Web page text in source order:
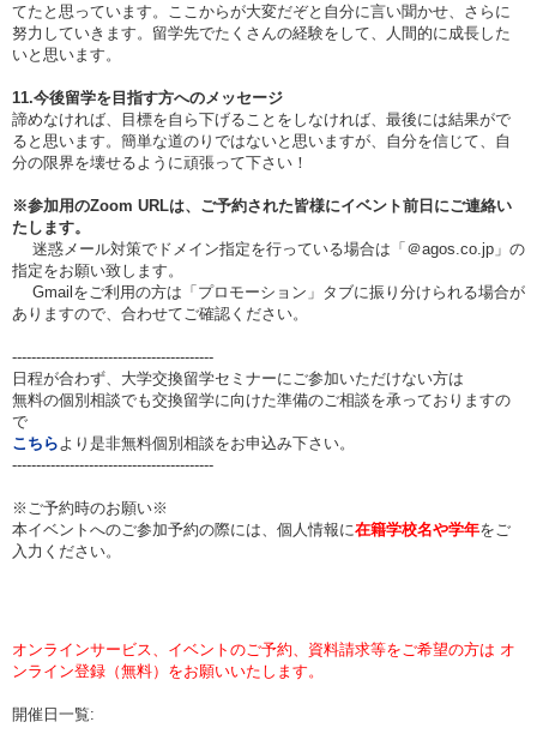
てたと思っています。ここからが大変だぞと自分に言い聞かせ、さらに
努力していきます。留学先でたくさんの経験をして、人間的に成長した
いと思います。
11.今後留学を目指す方へのメッセージ
諦めなければ、目標を自ら下げることをしなければ、最後には結果がで
ると思います。簡単な道のりではないと思いますが、自分を信じて、自
分の限界を壊せるように頑張って下さい！
※参加用のZoom URLは、ご予約された皆様にイベント前日にご連絡い
たします。
迷惑メール対策でドメイン指定を行っている場合は「＠agos.co.jp」の
指定をお願い致します。
Gmailをご利用の方は「プロモーション」タブに振り分けられる場合が
ありますので、合わせてご確認ください。
------------------------------------------
日程が合わず、大学交換留学セミナーにご参加いただけない方は
無料の個別相談でも交換留学に向けた準備のご相談を承っておりますの
で
こちらより是非無料個別相談をお申込み下さい。
------------------------------------------
※ご予約時のお願い※
本イベントへのご参加予約の際には、個人情報に在籍学校名や学年をご
入力ください。
オンラインサービス、イベントのご予約、資料請求等をご希望の方は オ
ンライン登録（無料）をお願いいたします。
開催日一覧: